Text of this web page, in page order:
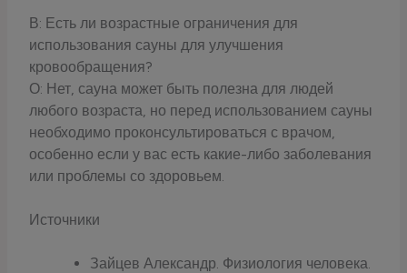
В: Есть ли возрастные ограничения для
использования сауны для улучшения
кровообращения?
О: Нет, сауна может быть полезна для людей
любого возраста, но перед использованием сауны
необходимо проконсультироваться с врачом,
особенно если у вас есть какие-либо заболевания
или проблемы со здоровьем.
Источники
Зайцев Александр. Физиология человека.